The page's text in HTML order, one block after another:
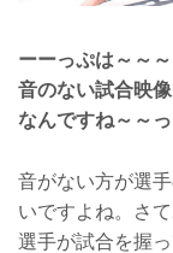
ーーっぷは～～
音のない試合映
なんですね～～っ
音がない方が選
いですよね。さ
選手が試合を握